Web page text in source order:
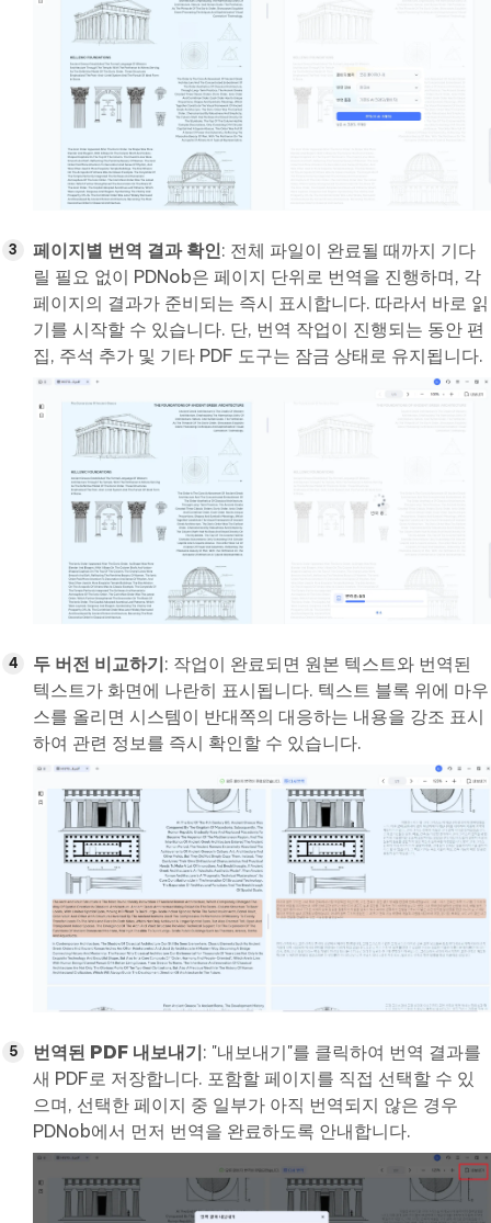
페이지별 번역 결과 확인: 전체 파일이 완료될 때까지 기다
릴 필요 없이 PDNob은 페이지 단위로 번역을 진행하며, 각
페이지의 결과가 준비되는 즉시 표시합니다. 따라서 바로 읽
기를 시작할 수 있습니다. 단, 번역 작업이 진행되는 동안 편
집, 주석 추가 및 기타 PDF 도구는 잠금 상태로 유지됩니다.
두 버전 비교하기: 작업이 완료되면 원본 텍스트와 번역된
텍스트가 화면에 나란히 표시됩니다. 텍스트 블록 위에 마우
스를 올리면 시스템이 반대쪽의 대응하는 내용을 강조 표시
하여 관련 정보를 즉시 확인할 수 있습니다.
번역된 PDF 내보내기: "내보내기"를 클릭하여 번역 결과를
새 PDF로 저장합니다. 포함할 페이지를 직접 선택할 수 있
으며, 선택한 페이지 중 일부가 아직 번역되지 않은 경우
PDNob에서 먼저 번역을 완료하도록 안내합니다.